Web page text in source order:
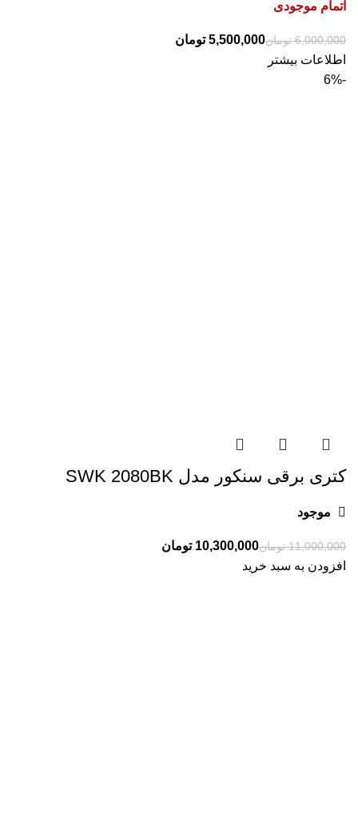
اتمام موجودی
6,000,000 تومان5,500,000 تومان
اطلاعات بیشتر
-6%
کتری برقی سنکور مدل SWK 2080BK
موجود
11,000,000 تومان10,300,000 تومان
افزودن به سبد خرید